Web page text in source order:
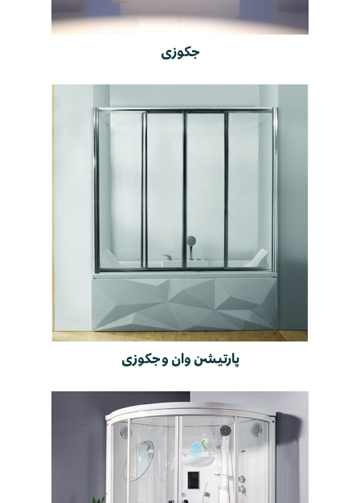
جکوزی
پارتیشن وان و جکوزی